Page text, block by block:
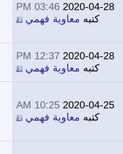
2020-04-28
03:46 PM
كتبه معاوية فهمي
2020-04-28
12:37 PM
كتبه معاوية فهمي
2020-04-25
10:25 AM
كتبه معاوية فهمي